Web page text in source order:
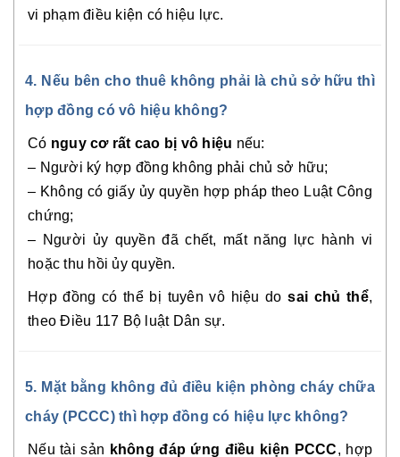
vi phạm điều kiện có hiệu lực.
4. Nếu bên cho thuê không phải là chủ sở hữu thì
hợp đồng có vô hiệu không?
Có nguy cơ rất cao bị vô hiệu nếu:
– Người ký hợp đồng không phải chủ sở hữu;
– Không có giấy ủy quyền hợp pháp theo Luật Công
chứng;
– Người ủy quyền đã chết, mất năng lực hành vi
hoặc thu hồi ủy quyền.
Hợp đồng có thể bị tuyên vô hiệu dosai chủ thể,
theo Điều 117 Bộ luật Dân sự.
5. Mặt bằng không đủ điều kiện phòng cháy chữa
cháy (PCCC) thì hợp đồng có hiệu lực không?
Nếu tài sản không đáp ứng điều kiện PCCC, hợp